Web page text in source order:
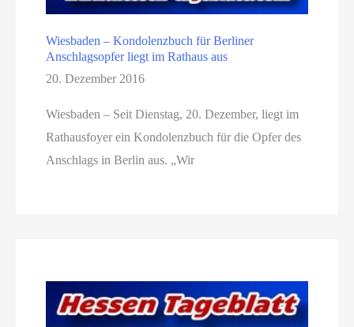
Wiesbaden – Kondolenzbuch für Berliner
Anschlagsopfer liegt im Rathaus aus
20. Dezember 2016
Wiesbaden – Seit Dienstag, 20. Dezember, liegt im
Rathausfoyer ein Kondolenzbuch für die Opfer des
Anschlags in Berlin aus. „Wir